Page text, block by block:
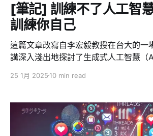
引發極大爭議，我仍然認為它是值得被
重讀的一部神作。 我特別推薦第三季第 18 集《白夜》開
始，這一集不僅是全劇敘事的巔峰，
[筆記] 訓練不了人工智
訓練你自己
這篇文章改寫自李宏毅教授在台大的一
講深入淺出地探討了生成式人工智慧（
風格，結合實際操作示範，帶領聽眾們
握未來。 生成式 AI 的原理：文字接龍 李教授首先破除了
大眾對生成式 AI 的迷思，指出其背後
並非仰賴龐大的資料庫進行搜尋比對，
25 1月 2025 10 min read